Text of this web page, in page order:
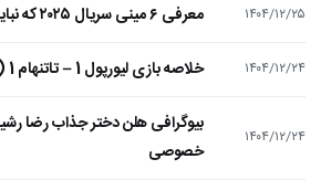
۱۴۰۴/۱۲/۲۵ معرفی ۶ مینی سریال ۲۰۲۵ که نباید از دست بدهید!
۱۴۰۴/۱۲/۲۴ خلاصه بازی لیورپول 1 – تاتنهام 1 (لیگ برتر انگلیس)
۱۴۰۴/۱۲/۲۴
بیوگرافی هلن دختر جذاب رضا
خصوصی